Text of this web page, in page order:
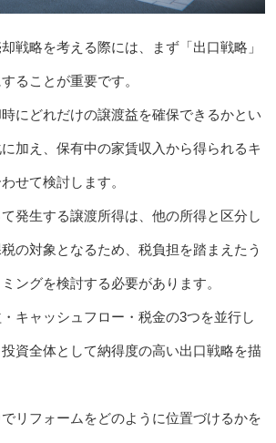
戦略を考える際には、まず「出口戦略」
ることが重要です。
にどれだけの譲渡益を確保できるかとい
加え、保有中の家賃収入から得られるキ
せて検討します。
発生する譲渡所得は、他の所得と区分し
の対象となるため、税負担を踏まえたう
ングを検討する必要があります。
キャッシュフロー・税金の3つを並行し
資全体として納得度の高い出口戦略を描
リフォームをどのように位置づけるかを